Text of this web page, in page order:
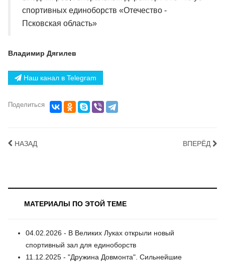
спортивных единоборств «Отечество -
Псковская область»
Владимир Дягилев
Наш канал в Telegram
Поделиться
НАЗАД ВПЕРЁД
МАТЕРИАЛЫ ПО ЭТОЙ ТЕМЕ
04.02.2026 - В Великих Луках открыли новый
спортивный зал для единоборств
11.12.2025 - "Дружина Довмонта". Cильнейшие